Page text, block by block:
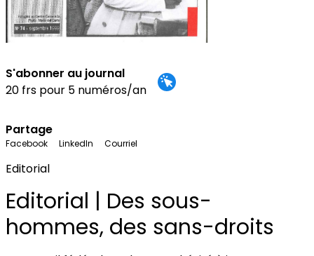
S'abonner au journal
20 frs pour 5 numéros/an
Partage
Facebook LinkedIn Courriel
Editorial
Editorial | Des sous-
hommes, des sans-droits